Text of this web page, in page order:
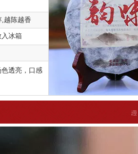
越陈越香
冰箱
透亮，口感